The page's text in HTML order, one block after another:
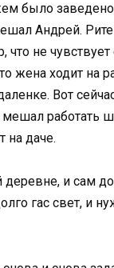
было
Андрей. Рите
что не
жена ходит на
Вот
работать
на даче.
и сам
гас свет, и